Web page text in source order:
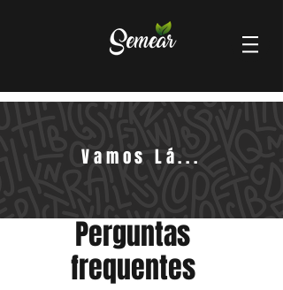
Vamos Lá...
Perguntas
frequentes